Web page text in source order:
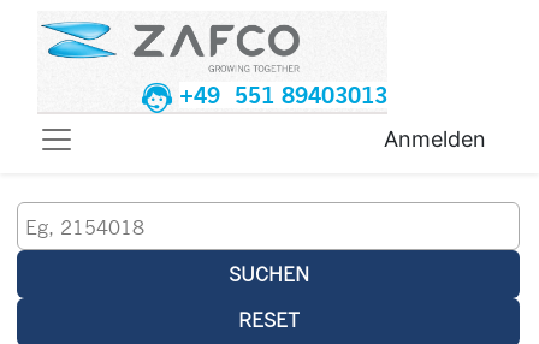
+49 551 89403013
Anmelden
SUCHEN
RESET